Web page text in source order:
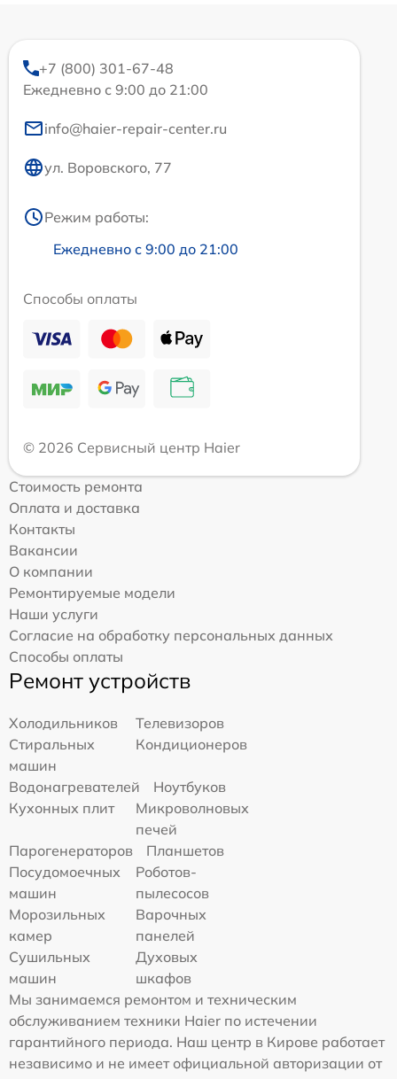
+7 (800) 301-67-48
Ежедневно с 9:00 до 21:00
info@haier-repair-center.ru
ул. Воровского, 77
Режим работы:
Ежедневно с 9:00 до 21:00
Способы оплаты
© 2026 Сервисный центр Haier
Стоимость ремонта
Оплата и доставка
Контакты
Вакансии
О компании
Ремонтируемые модели
Наши услуги
Согласие на обработку персональных данных
Способы оплаты
Ремонт устройств
Холодильников
Телевизоров
Стиральных
машин
Кондиционеров
Водонагревателей
Ноутбуков
Кухонных плит
Микроволновых
печей
Парогенераторов
Планшетов
Посудомоечных
машин
Роботов-
пылесосов
Морозильных
камер
Варочных
панелей
Сушильных
машин
Духовых
шкафов
Мы занимаемся ремонтом и техническим
обслуживанием техники Haier по истечении
гарантийного периода. Наш центр в Кирове работает
независимо и не имеет официальной авторизации от